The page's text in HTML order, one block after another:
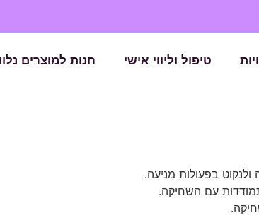
טיפול וליווי אישי חנות למוצרים
בפעולות מניעה.
עם השחיקה.